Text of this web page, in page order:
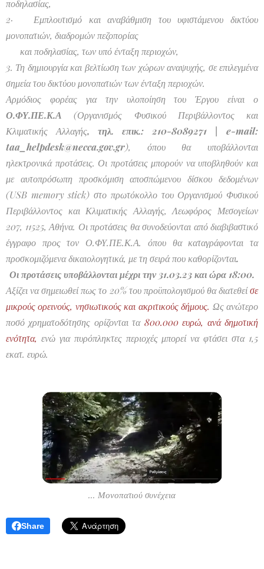
ποδηλασίας,
2· Εμπλουτισμό και αναβάθμιση του υφιστάμενου δικτύου
μονοπατιών, διαδρομών πεζοπορίας
και ποδηλασίας, των υπό ένταξη περιοχών,
3. Τη δημιουργία και βελτίωση των χώρων αναψυχής, σε επιλεγμένα
σημεία του δικτύου μονοπατιών των ένταξη περιοχών.
Αρμόδιος φορέας για την υλοποίηση του Έργου είναι ο
Ο.ΦΥ.ΠΕ.Κ.Α (Οργανισμός Φυσικού Περιβάλλοντος και
Κλιματικής Αλλαγής, τηλ. επικ.: 210-8089271 | e-mail:
taa_helpdesk@necca.gov.gr), όπου θα υποβάλλονται
ηλεκτρονικά προτάσεις. Οι προτάσεις μπορούν να υποβληθούν και
με αυτοπρόσωπη προσκόμιση αποσπώμενου δίσκου δεδομένων
(USB memory stick) στο πρωτόκολλο του Οργανισμού Φυσικού
Περιβάλλοντος και Κλιματικής Αλλαγής, Λεωφόρος Μεσογείων
207, 11525, Αθήνα. Οι προτάσεις θα συνοδεύονται από διαβιβαστικό
έγγραφο προς τον Ο.ΦΥ.ΠΕ.Κ.Α. όπου θα καταγράφονται τα
προσκομιζόμενα δικαιολογητικά, με τη σειρά που καθορίζονται.
Οι προτάσεις υποβάλλονται μέχρι την 31.03.23 και ώρα 18:00.
Αξίζει να σημειωθεί πως το 20% του προϋπολογισμού θα διατεθείσε
μικρούς ορεινούς, νησιωτικούς και ακριτικούς δήμους. Ως ανώτερο
ποσό χρηματοδότησης ορίζονται τα 800.000 ευρώ, ανά δημοτική
ενότητα, ενώ για πυρόπληκτες περιοχές μπορεί να φτάσει στα 1,5
εκατ. ευρώ.
... Μονοπατιού συνέχεια
Share